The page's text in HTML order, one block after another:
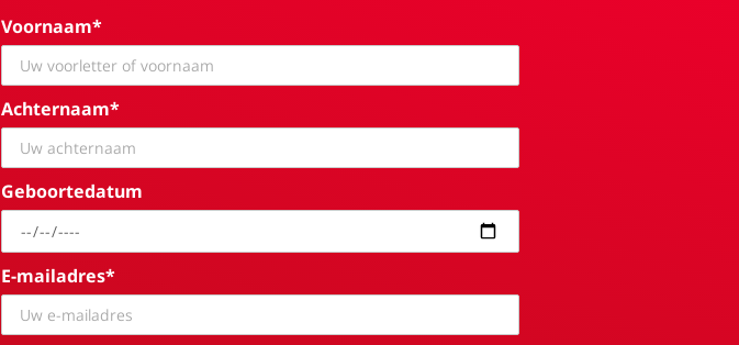
Voornaam*
Achternaam*
Geboortedatum
E-mailadres*